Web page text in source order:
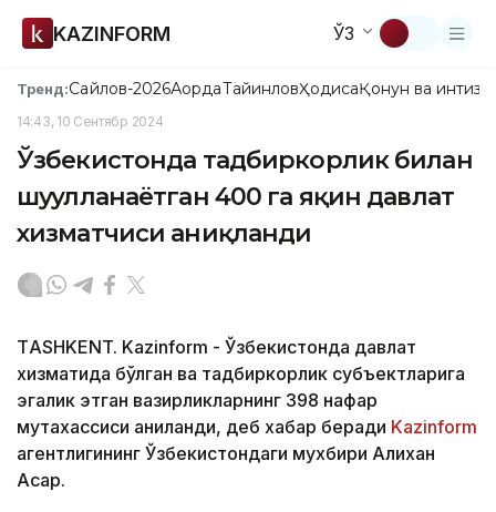
KAZINFORM ЎЗ
Тренд:Сайлов-2026АқордаТайинловҲодисаҚонун ва
14:43, 10 Сентябр 2024
Ўзбекистонда тадбиркорлик билан
шуғулланаётган 400 га яқин давлат
хизматчиси аниқланди
ТASHKENT. Kazinform - Ўзбекистонда давлат
хизматида бўлган ва тадбиркорлик субъектларига
эгалик этган вазирликларнинг 398 нафар
мутахассиси аниқланди, деб хабар беради Kazinform
агентлигининг Ўзбекистондаги мухбири Алихан
Асқар.